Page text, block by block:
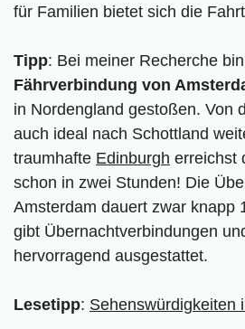
für Familien bietet sich die
Tipp: Bei meiner Recherche
Fährverbindung von
in Nordengland gestoßen. Von
auch ideal nach Schottland
traumhafte Edinburgh erreichst
schon in zwei Stunden! Die
Amsterdam dauert zwar knapp
gibt Übernachtverbindungen
hervorragend ausgestattet.
Lesetipp: Sehenswürdigkeiten